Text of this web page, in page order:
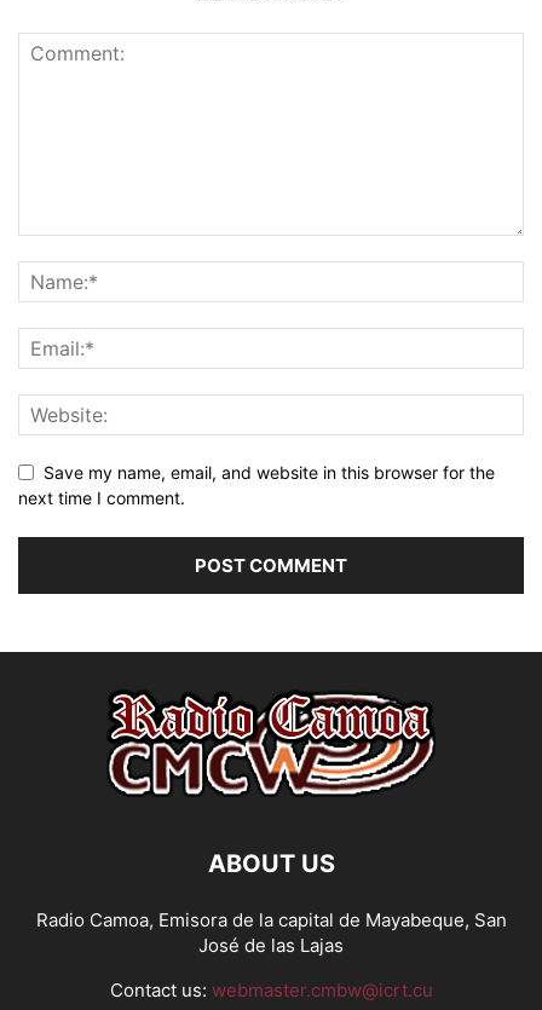
Save my name, email, and website in this browser for the
next time I comment.
ABOUT US
Radio Camoa, Emisora de la capital de Mayabeque, San
José de las Lajas
Contact us: webmaster.cmbw@icrt.cu